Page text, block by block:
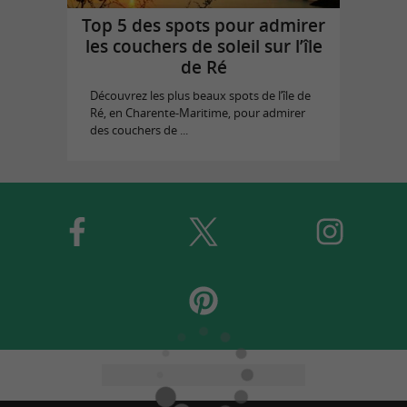
Top 5 des spots pour admirer
les couchers de soleil sur l’île
de Ré
Découvrez les plus beaux spots de l’île de
Ré, en Charente-Maritime, pour admirer
des couchers de ...